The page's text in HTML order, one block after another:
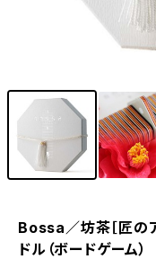
Bossa／坊茶［匠の
ドル（ボードゲーム）